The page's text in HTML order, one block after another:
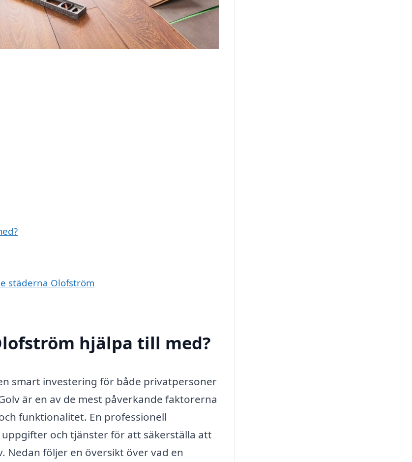
städerna Olofström
hjälpa till med?
smart investering för både privatpersoner
är en av de mest påverkande faktorerna
funktionalitet. En professionell
och tjänster för att säkerställa att
följer en översikt över vad en